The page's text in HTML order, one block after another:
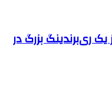
ری‌برندینگ بزرگ در